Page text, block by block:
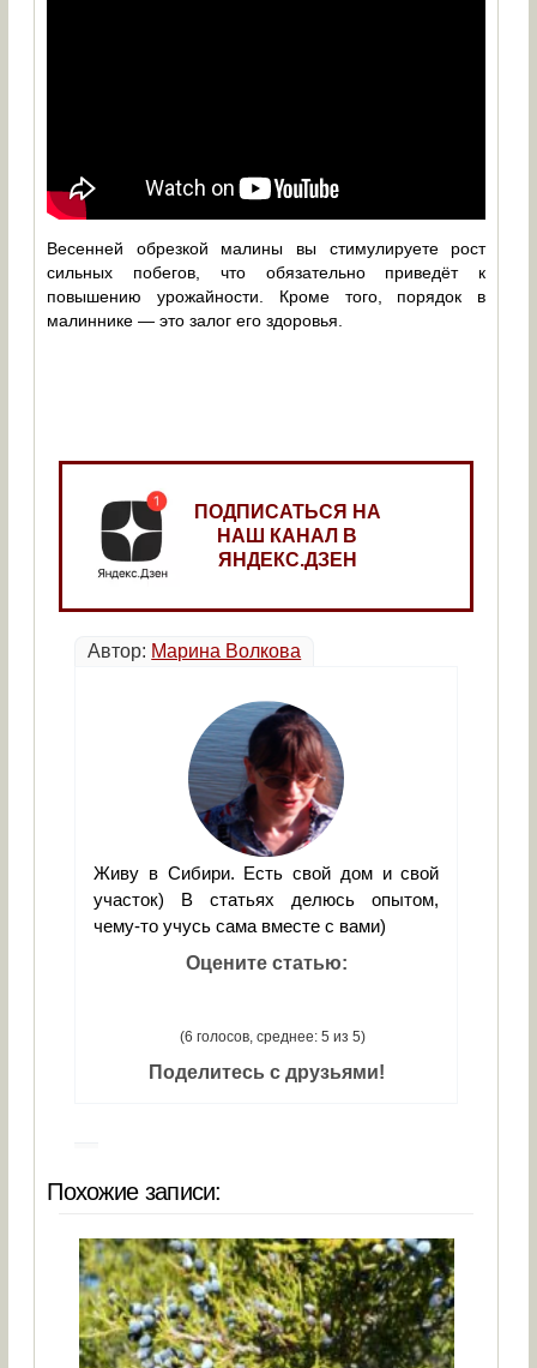
Весенней обрезкой малины вы стимулируете рост
сильных побегов, что обязательно приведёт к
повышению урожайности. Кроме того, порядок в
малиннике — это залог его здоровья.
ПОДПИСАТЬСЯ НА
НАШ КАНАЛ В
ЯНДЕКС.ДЗЕН
Автор: Марина Волкова
Живу в Сибири. Есть свой дом и свой
участок) В статьях делюсь опытом,
чему-то учусь сама вместе с вами)
Оцените статью:
(6 голосов, среднее: 5 из 5)
Поделитесь с друзьями!
Похожие записи: